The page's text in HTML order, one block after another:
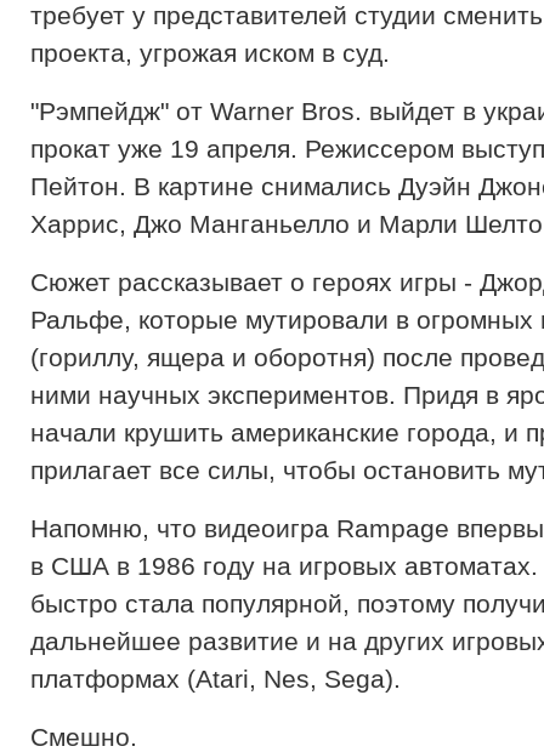
требует у представителей студии
проекта, угрожая иском в суд.
"Рэмпейдж" от Warner Bros. выйдет в
прокат уже 19 апреля. Режиссером
Пейтон. В картине снимались Дуэйн
Харрис, Джо Манганьелло и Марли
Сюжет рассказывает о героях игры -
Ральфе, которые мутировали в огромных
(гориллу, ящера и оборотня) после
ними научных экспериментов. Придя в
начали крушить американские города, и
прилагает все силы, чтобы остановить
Напомню, что видеоигра Rampage
в США в 1986 году на игровых
быстро стала популярной, поэтому
дальнейшее развитие и на других
платформах (Atari, Nes, Sega).
Смешно.